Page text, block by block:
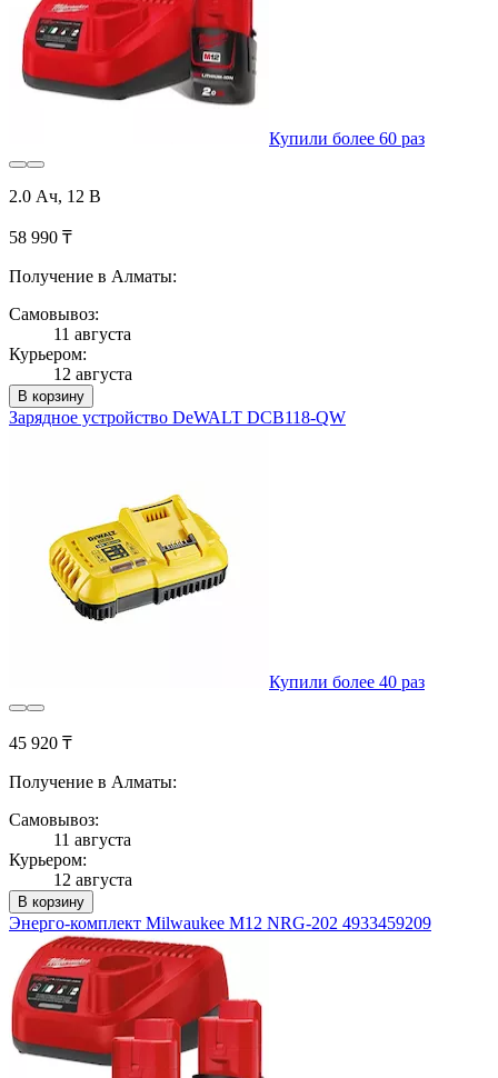
Купили более 60 раз
2.0 Ач, 12 В
58 990 ₸
Получение в Алматы:
Самовывоз:
11 августа
Курьером:
12 августа
В корзину
Зарядное устройство DeWALT DCB118-QW
Купили более 40 раз
45 920 ₸
Получение в Алматы:
Самовывоз:
11 августа
Курьером:
12 августа
В корзину
Энерго-комплект Milwaukee M12 NRG-202 4933459209